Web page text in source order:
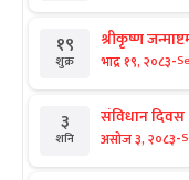
१९
शुक्र
श्रीकृष्ण
भाद्र १९, २०८३-
३
शनि
संविधान दिवस
असोज ३, २०८३-